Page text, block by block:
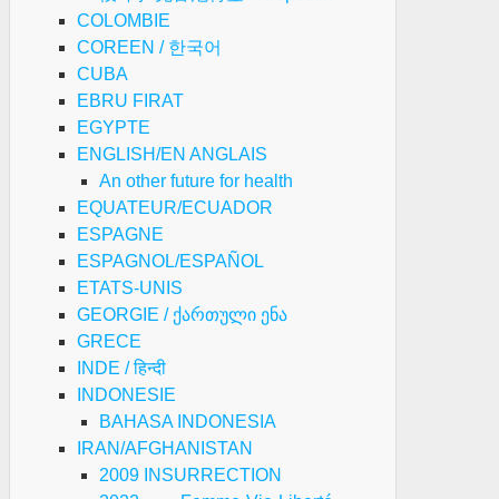
COLOMBIE
COREEN / 한국어
CUBA
EBRU FIRAT
EGYPTE
ENGLISH/EN ANGLAIS
An other future for health
EQUATEUR/ECUADOR
ESPAGNE
ESPAGNOL/ESPAÑOL
ETATS-UNIS
GEORGIE / ქართული ენა
GRECE
INDE / हिन्दी
INDONESIE
BAHASA INDONESIA
IRAN/AFGHANISTAN
2009 INSURRECTION